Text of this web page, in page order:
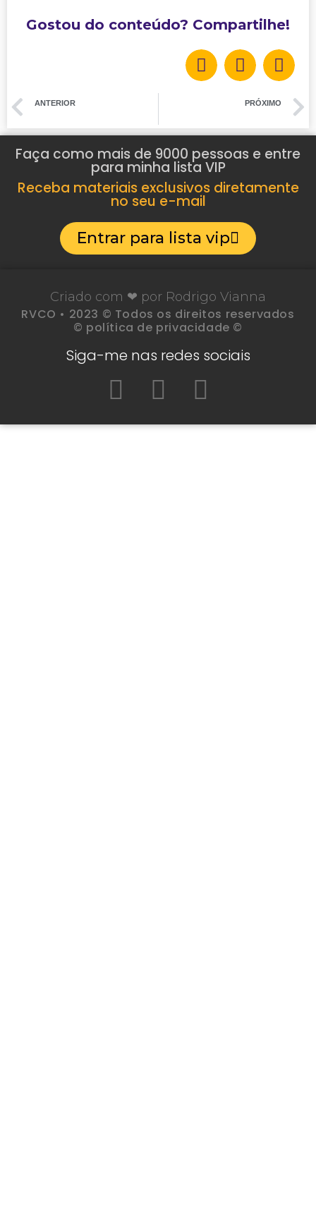
Gostou do conteúdo? Compartilhe!
ANTERIOR PRÓXIMO
Faça como mais de 9000 pessoas e entre
para minha lista VIP
Receba materiais exclusivos diretamente
no seu e-mail
Entrar para lista vip
Criado com ❤ por Rodrigo Vianna
RVCO • 2023 © Todos os direitos reservados
© política de privacidade ©
Siga-me nas redes sociais